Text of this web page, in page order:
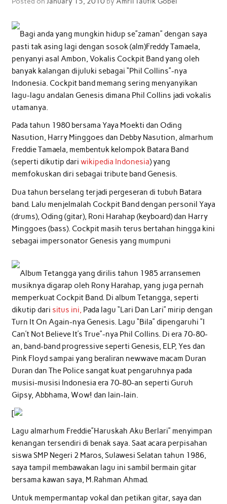
Bagi anda yang mungkin hidup se”zaman” dengan saya
pasti tak asing lagi dengan sosok (alm)Freddy Tamaela,
penyanyi asal Ambon, Vokalis Cockpit Band yang oleh
banyak kalangan dijuluki sebagai “Phil Collins”-nya
Indonesia. Cockpit band memang sering menyanyikan
lagu-lagu andalan Genesis dimana Phil Collins jadi vokalis
utamanya.
Pada tahun 1980 bersama Yaya Moekti dan Oding
Nasution, Harry Minggoes dan Debby Nasution, almarhum
Freddie Tamaela, membentuk kelompok Batara Band
(seperti dikutip dari wikipedia Indonesia) yang
memfokuskan diri sebagai tribute band Genesis.
Dua tahun berselang terjadi pergeseran di tubuh Batara
band. Lalu menjelmalah Cockpit Band dengan personil Yaya
(drums), Oding (gitar), Roni Harahap (keyboard) dan Harry
Minggoes (bass). Cockpit masih terus bertahan hingga kini
sebagai impersonator Genesis yang mumpuni
Album Tetangga yang dirilis tahun 1985 arransemen
musiknya digarap oleh Rony Harahap, yang juga pernah
memperkuat Cockpit Band. Di album Tetangga, seperti
dikutip dari situs ini, Pada lagu “Lari Dan Lari” mirip dengan
Turn It On Again-nya Genesis. Lagu “Bila” dipengaruhi “I
Can’t Not Believe It’s True”-nya Phil Collins. Di era 70-80-
an, band-band progressive seperti Genesis, ELP, Yes dan
Pink Floyd sampai yang beraliran newwave macam Duran
Duran dan The Police sangat kuat pengaruhnya pada
musisi-musisi Indonesia era 70-80-an seperti Guruh
Gipsy, Abbhama, Wow! dan lain-lain.
[
Lagu almarhum Freddie”Haruskah Aku Berlari” menyimpan
kenangan tersendiri di benak saya. Saat acara perpisahan
siswa SMP Negeri 2 Maros, Sulawesi Selatan tahun 1986,
saya tampil membawakan lagu ini sambil bermain gitar
bersama kawan saya, M.Rahman Ahmad.
Untuk mempermantap vokal dan petikan gitar, saya dan